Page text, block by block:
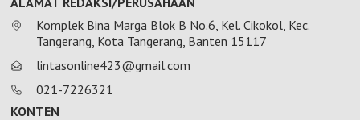
Komplek Bina Marga Blok B No.6, Kel. Cikokol, Kec.
Tangerang, Kota Tangerang, Banten 15117
lintasonline423@gmail.com
021-7226321
KONTEN